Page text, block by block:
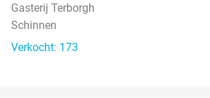
Gasterij Terborgh
Schinnen
Verkocht: 173